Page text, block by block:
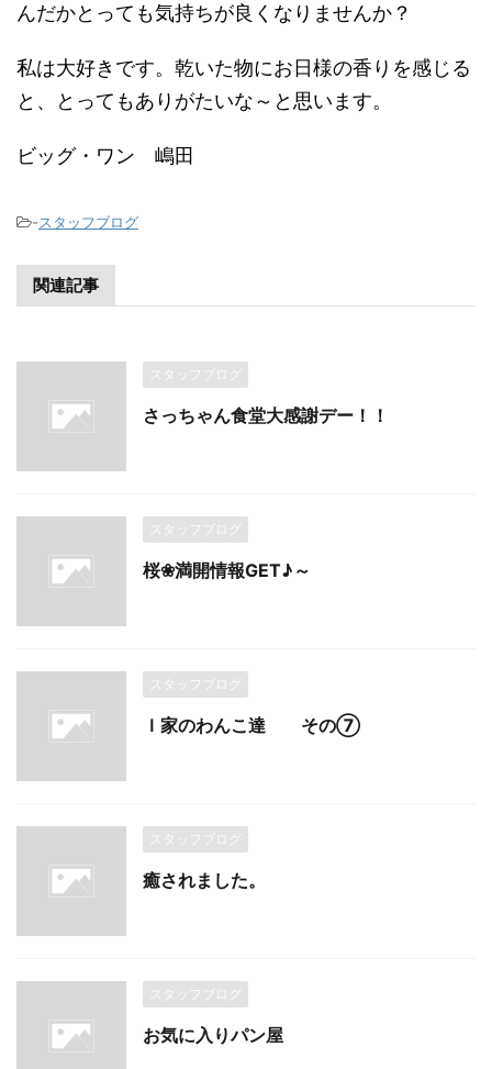
んだかとっても気持ちが良くなりませんか？
私は大好きです。乾いた物にお日様の香りを感じる
と、とってもありがたいな～と思います。
ビッグ・ワン 嶋田
-スタッフブログ
関連記事
スタッフブログ
さっちゃん食堂大感謝デー！！
スタッフブログ
桜❀満開情報GET♪～
スタッフブログ
Ｉ家のわんこ達 その⑦
スタッフブログ
癒されました。
スタッフブログ
お気に入りパン屋